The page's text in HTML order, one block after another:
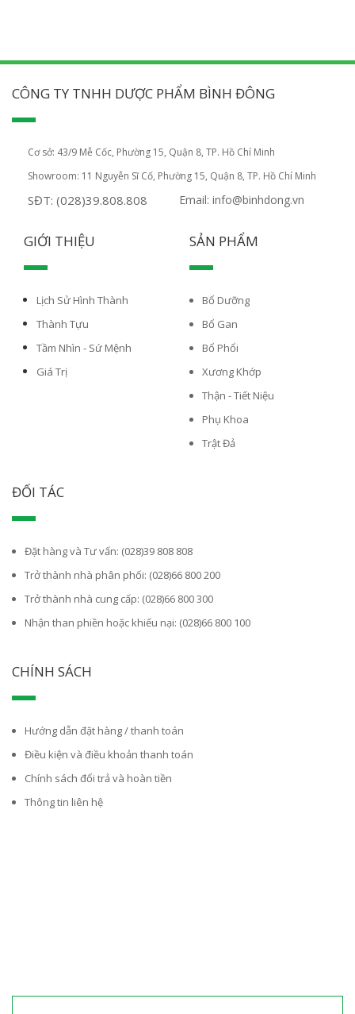
CÔNG TY TNHH DƯỢC PHẨM BÌNH ĐÔNG
Cơ sở: 43/9 Mễ Cốc, Phường 15, Quận 8, TP. Hồ Chí Minh
Showroom: 11 Nguyễn Sĩ Cố, Phường 15, Quận 8, TP. Hồ Chí Minh
SĐT: (028)39.808.808 Email: info@binhdong.vn
GIỚI THIỆU
Lịch Sử Hình Thành
Thành Tựu
Tầm Nhìn - Sứ Mệnh
Giá Trị
SẢN PHẨM
Bổ Dưỡng
Bổ Gan
Bổ Phổi
Xương Khớp
Thận - Tiết Niệu
Phụ Khoa
Trật Đả
ĐỐI TÁC
Đặt hàng và Tư vấn: (028)39 808 808
Trở thành nhà phân phối: (028)66 800 200
Trở thành nhà cung cấp: (028)66 800 300
Nhận than phiền hoặc khiếu nại: (028)66 800 100
CHÍNH SÁCH
Hướng dẫn đặt hàng / thanh toán
Điều kiện và điều khoản thanh toán
Chính sách đổi trả và hoàn tiền
Thông tin liên hệ